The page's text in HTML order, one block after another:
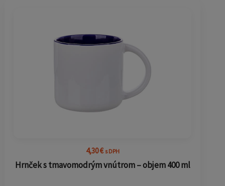
4,30€ s DPH
Hrnček s tmavomodrým vnútrom – objem 400 ml